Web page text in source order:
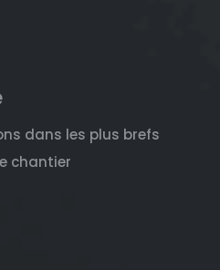
dans les plus brefs
chantier